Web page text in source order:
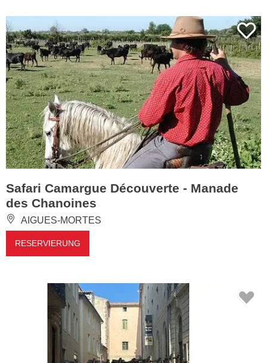
Safari Camargue Découverte - Manade
des Chanoines
AIGUES-MORTES
RESERVIERUNG